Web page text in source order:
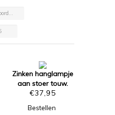
Hoogste beoordeling
Zinken hanglampje
aan stoer touw.
€37,95
Bestellen